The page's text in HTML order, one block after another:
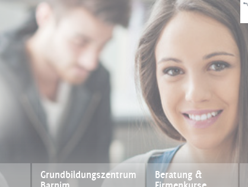
Grundbildungszentrum
Beratung &